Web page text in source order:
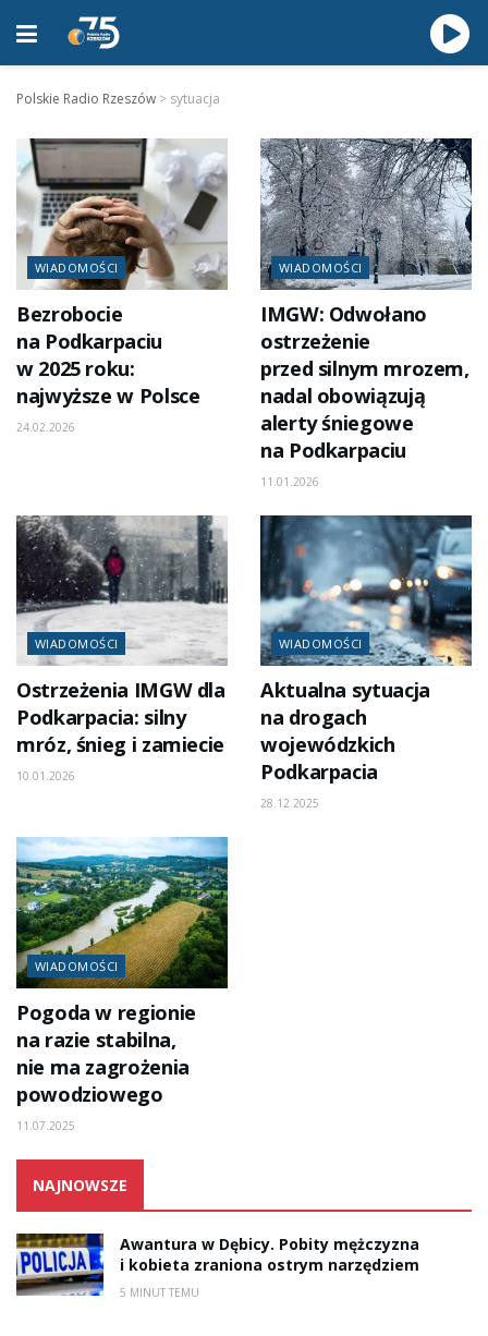
Polskie Radio Rzeszów > sytuacja
WIADOMOŚCI
Bezrobocie
na Podkarpaciu
w 2025 roku:
najwyższe w Polsce
24.02.2026
WIADOMOŚCI
IMGW: Odwołano
ostrzeżenie
przed silnym mrozem,
nadal obowiązują
alerty śniegowe
na Podkarpaciu
11.01.2026
WIADOMOŚCI
Ostrzeżenia IMGW dla
Podkarpacia: silny
mróz, śnieg i zamiecie
10.01.2026
WIADOMOŚCI
Aktualna sytuacja
na drogach
wojewódzkich
Podkarpacia
28.12.2025
WIADOMOŚCI
Pogoda w regionie
na razie stabilna,
nie ma zagrożenia
powodziowego
11.07.2025
NAJNOWSZE
Awantura w Dębicy. Pobity mężczyzna
i kobieta zraniona ostrym narzędziem
5 MINUT TEMU